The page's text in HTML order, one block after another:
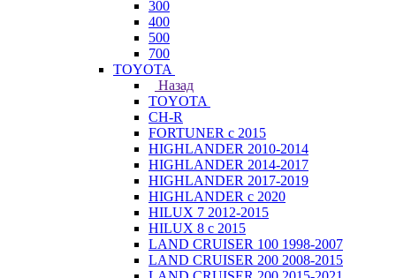
300
400
500
700
TOYOTA
Назад
TOYOTA
CH-R
FORTUNER с 2015
HIGHLANDER 2010-2014
HIGHLANDER 2014-2017
HIGHLANDER 2017-2019
HIGHLANDER с 2020
HILUX 7 2012-2015
HILUX 8 с 2015
LAND CRUISER 100 1998-2007
LAND CRUISER 200 2008-2015